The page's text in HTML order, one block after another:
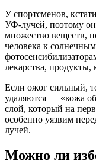
У спортсменов,
УФ-лучей, поэтому
множество веществ,
человека к
лекарства, продукты,
Если ожог сильный,
удаляются — «кожа
слой, который на
особенно уязвим
лучей.
Можно ли